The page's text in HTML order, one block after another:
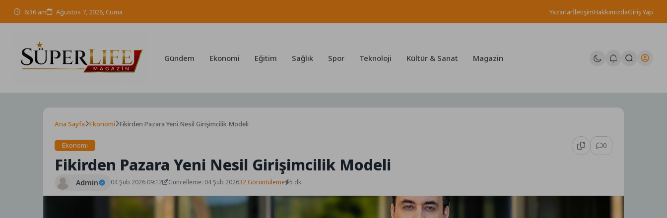
content
6:36 am Ağustos 7, 2026, Cuma YazarlarİletişimHakkımızdaGiriş Yap
Gündem Ekonomi Eğitim Sağlık Spor Teknoloji Kültür & Sanat Magazin
Ana Sayfa Ekonomi Fikirden Pazara Yeni Nesil Girişimcilik Modeli
Ekonomi 0
Fikirden Pazara Yeni Nesil Girişimcilik Modeli
Admin 04 Şub 2026 09:12 Güncelleme: 04 Şub 202632 Görüntüleme 5 dk.